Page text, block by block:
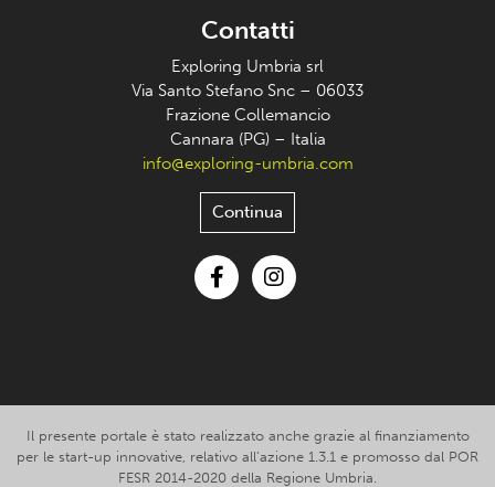
Contatti
Exploring Umbria srl
Via Santo Stefano Snc – 06033
Frazione Collemancio
Cannara (PG) – Italia
info@exploring-umbria.com
Continua
Il presente portale è stato realizzato anche grazie al finanziamento
per le start-up innovative, relativo all’azione 1.3.1 e promosso dal POR
FESR 2014-2020 della Regione Umbria.